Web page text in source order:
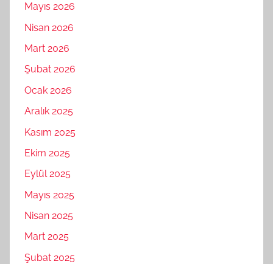
Mayıs 2026
Nisan 2026
Mart 2026
Şubat 2026
Ocak 2026
Aralık 2025
Kasım 2025
Ekim 2025
Eylül 2025
Mayıs 2025
Nisan 2025
Mart 2025
Şubat 2025